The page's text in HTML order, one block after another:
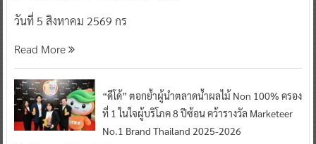
วันที่ 5 สิงหาคม 2569 กร
Read More
“ดีโด้” ตอกย้ำผู้นำตลาดน้ำผลไม้ Non 100% ครอง
ที่ 1 ในใจผู้บริโภค 8 ปีซ้อน คว้ารางวัล Marketeer
No.1 Brand Thailand 2025-2026